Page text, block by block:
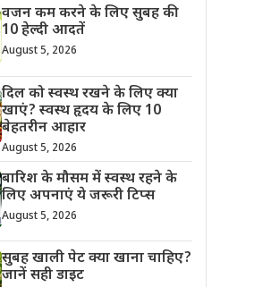
वजन कम करने के लिए सुबह की
10 हेल्दी आदतें
August 5, 2026
दिल को स्वस्थ रखने के लिए क्या
खाएं? स्वस्थ हृदय के लिए 10
बेहतरीन आहार
August 5, 2026
बारिश के मौसम में स्वस्थ रहने के
लिए अपनाएं ये जरूरी टिप्स
August 5, 2026
सुबह खाली पेट क्या खाना चाहिए?
जानें सही डाइट